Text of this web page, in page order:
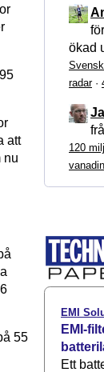
att
nu
55
ökad
radar·
120
EMI
EMI-
Ett